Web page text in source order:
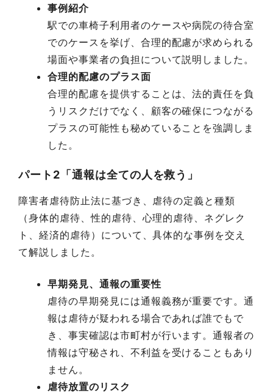
事例紹介
駅での車椅子利用者のケースや病院の待合室
でのケースを挙げ、合理的配慮が求められる
場面や事業者の負担について説明しました。
合理的配慮のプラス面
合理的配慮を提供することは、法的責任を負
うリスクだけでなく、顧客の確保につながる
プラスの可能性も秘めていることを強調しま
した。
パート2「通報は全ての人を救う」
障害者虐待防止法に基づき、虐待の定義と種類
（身体的虐待、性的虐待、心理的虐待、ネグレク
ト、経済的虐待）について、具体的な事例を交え
て解説しました。
早期発見、通報の重要性
虐待の早期発見には通報義務が重要です。通
報は虐待が疑われる場合であれば誰でもで
き、事実確認は市町村が行います。通報者の
情報は守秘され、不利益を受けることもあり
ません。
虐待放置のリスク